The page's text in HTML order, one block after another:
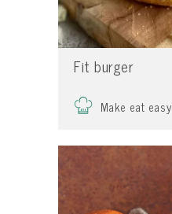
Fit burger
Make eat easy